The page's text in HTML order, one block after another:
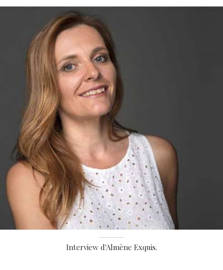
Interview d'Almène Exquis.